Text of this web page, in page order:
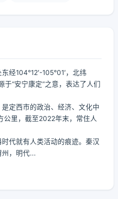
经104°12′-105°01′，北纬
于“安宁康定”之意，表达了人们
定西市的政治、经济、文化中
里，截至2022年末，常住人
代就有人类活动的痕迹。秦汉
州，明代...